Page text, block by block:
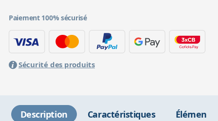
Paiement 100% sécurisé
Sécurité des produits
Description Caractéristiques Éléments